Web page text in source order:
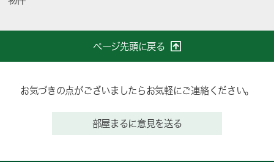
ページ先頭に戻る
お気づきの点がございましたらお気軽にご連絡ください。
部屋まるに意見を送る